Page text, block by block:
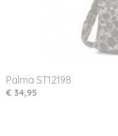
Palma ST12198
€ 34,95